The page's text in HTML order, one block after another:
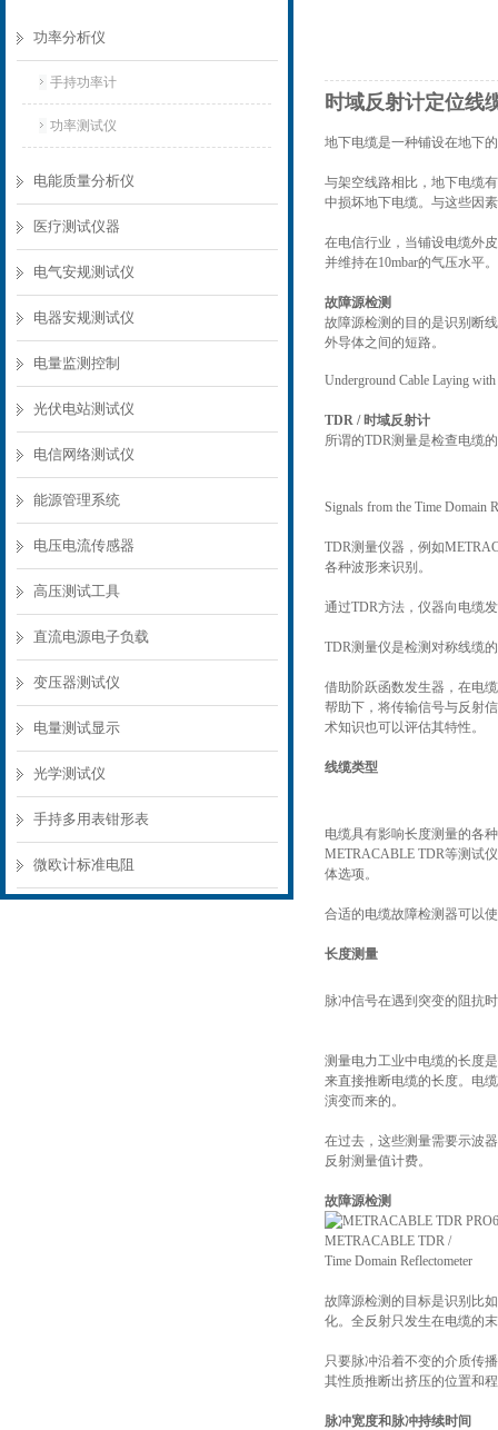
功率分析仪
手持功率计
功率测试仪
电能质量分析仪
医疗测试仪器
电气安规测试仪
电器安规测试仪
电量监测控制
光伏电站测试仪
电信网络测试仪
能源管理系统
电压电流传感器
高压测试工具
直流电源电子负载
变压器测试仪
电量测试显示
光学测试仪
手持多用表钳形表
微欧计标准电阻
时域反射计定位
地下电缆是一种铺设在地下
与架空线路相比，地下电缆
中损坏地下电缆。与这些因
在电信行业，当铺设电缆外
并维持在10mbar的气压水平
故障源检测
故障源检测的目的是识别断
外导体之间的短路。
Underground Cable Laying
TDR / 时域反射计
所谓的TDR测量是检查电缆
Signals from the Time Domain
TDR测量仪器，例如
各种波形来识别。
通过TDR方法，仪器向电缆
TDR测量仪是检测对称线缆
借助阶跃函数发生器，在电
帮助下，将传输信号与反射
术知识也可以评估其特性。
线缆类型
电缆具有影响长度测量的各
METRACABLE TDR等测试
体选项。
合适的电缆故障检测器可以
长度测量
脉冲信号在遇到突变的阻抗
测量电力工业中电缆的长度
来直接推断电缆的长度。电
演变而来的。
在过去，这些测量需要示波
反射测量值计费。
故障源检测
METRACABLE TDR /
Time Domain Reflectometer
故障源检测的目标是识别比
化。全反射只发生在电缆的
只要脉冲沿着不变的介质传
其性质推断出挤压的位置和
脉冲宽度和脉冲持续时间